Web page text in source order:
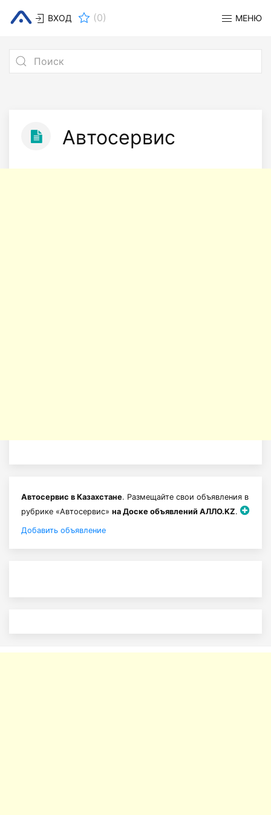
ВХОД (0) МЕНЮ
Автосервис
Автосервис в Казахстане. Размещайте свои объявления в
рубрике «Автосервис» на Доске объявлений АЛЛО.KZ.
Добавить объявление